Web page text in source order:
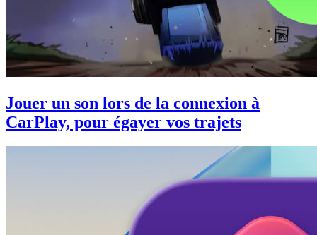
Jouer un son lors de la connexion à
CarPlay, pour égayer vos trajets